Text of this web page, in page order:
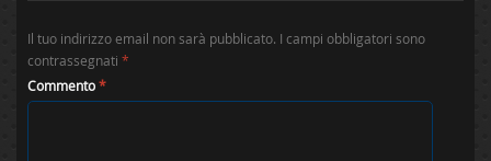
Il tuo indirizzo email non sarà pubblicato. I campi obbligatori sono
contrassegnati *
Commento*